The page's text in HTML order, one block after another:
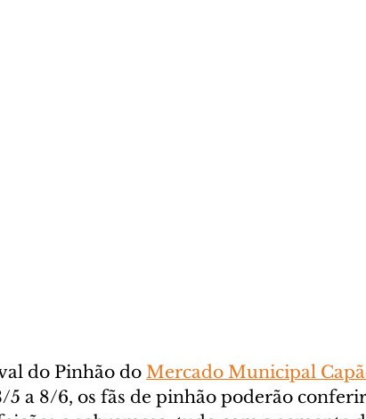
do Pinhão do Mercado Municipal
a 8/6, os fãs de pinhão poderão